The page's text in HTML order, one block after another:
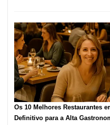
Os 10 Melhores Restaurantes
Definitivo para a Alta